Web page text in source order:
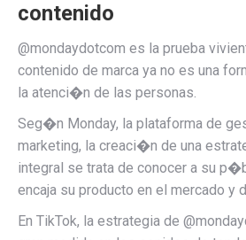
contenido
@mondaydotcom es la prueba
contenido de marca ya no es una
la atenci�n de las personas.
Seg�n Monday, la plataforma de
marketing, la creaci�n de una
integral se trata de conocer a su
encaja su producto en el mercado y
En TikTok, la estrategia de